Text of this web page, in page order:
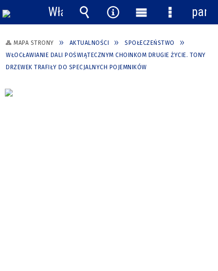
MAPA STRONY AKTUALNOŚCI
SPOŁECZEŃSTWO
WŁOCŁAWIANIE DALI POŚWIĄTECZNYM CHOINKOM DRUGIE ŻYCIE. TONY
DRZEWEK TRAFIŁY DO SPECJALNYCH POJEMNIKÓW
Włącz
powiadomienia
Wyszukiwarka
Narzędzia
Menu
główne
Menu
panel